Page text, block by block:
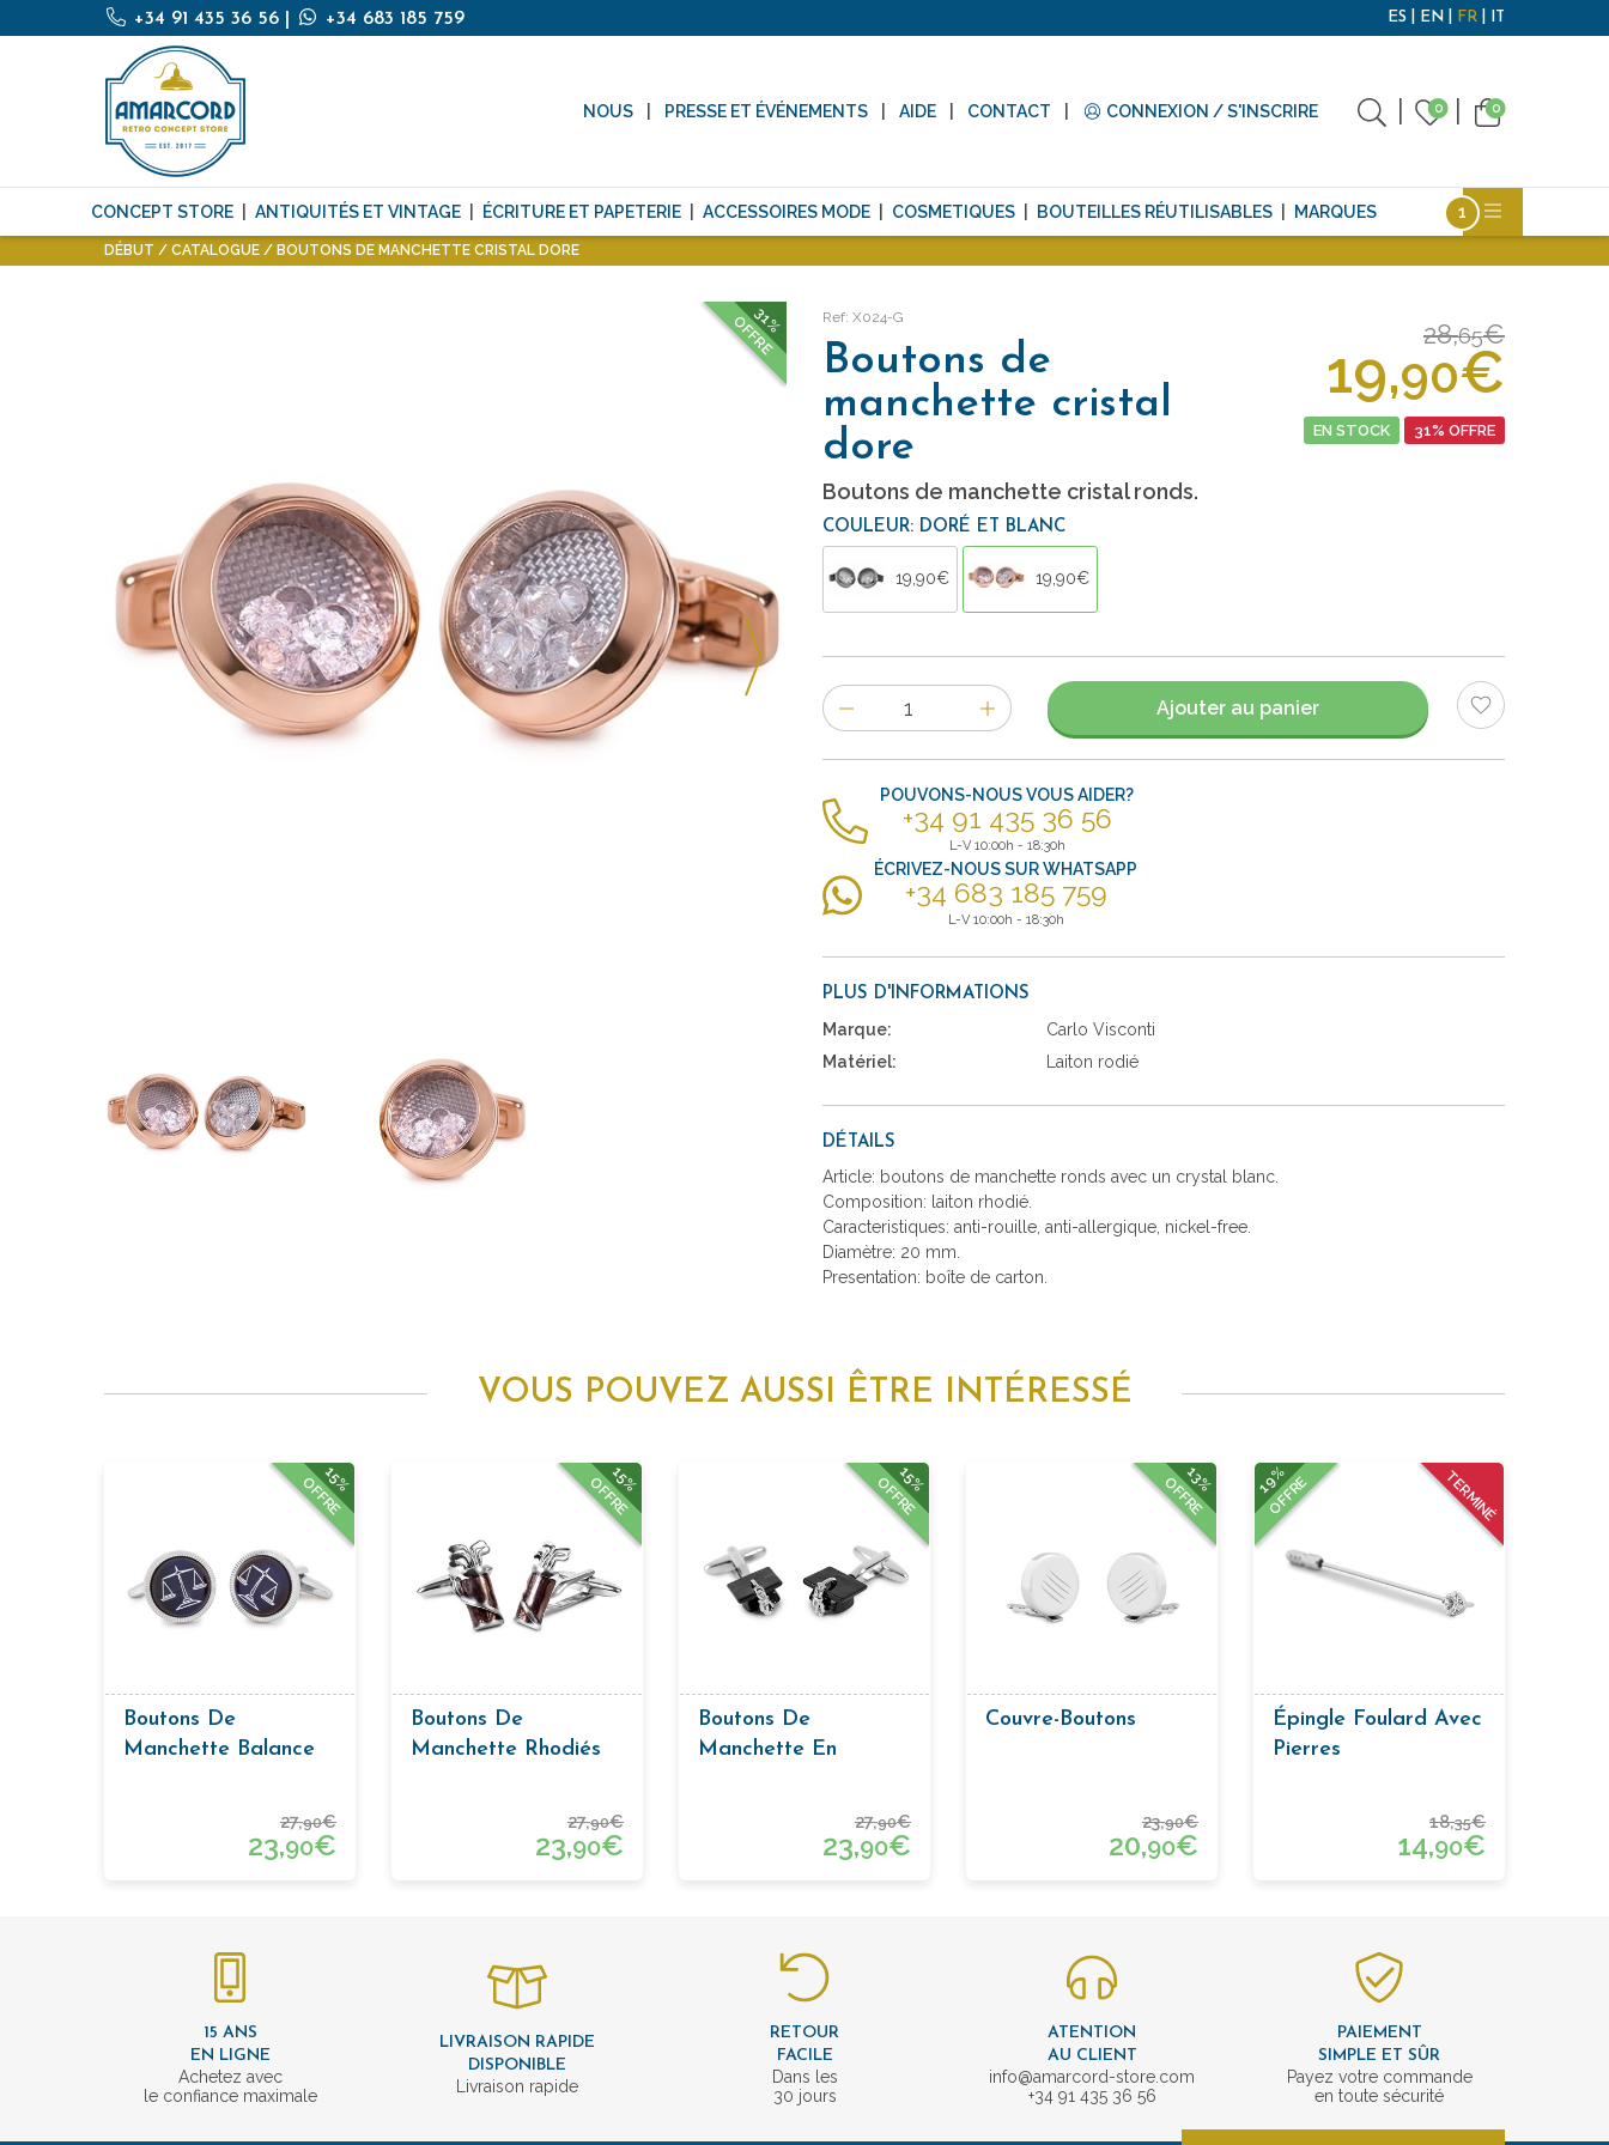
+34 91 435 36 56 +34 683 185 759 ES EN FR IT
NOUS PRESSE ET ÉVÉNEMENTS AIDE CONTACT CONNEXION / S'INSCRIRE 0 0
CONCEPT STORE ANTIQUITÉS ET VINTAGE ÉCRITURE ET PAPETERIE ACCESSOIRES MODE COSMETIQUES BOUTEILLES RÉUTILISABLES MARQUES
DÉBUT CATALOGUE BOUTONS DE MANCHETTE CRISTAL DORE
31%
OFFRE Ref: X024-G
Boutons de
manchette cristal
dore
Boutons de manchette cristal ronds.
28,65€
19,90€
EN STOCK 31% OFFRE
COULEUR: DORÉ ET BLANC
19,90€ 19,90€
Nombre
d'items
Ajouter au panier
POUVONS-NOUS VOUS AIDER?
+34 91 435 36 56
L-V 10:00h - 18:30h
ÉCRIVEZ-NOUS SUR WHATSAPP
+34 683 185 759
L-V 10:00h - 18:30h
PLUS D'INFORMATIONS
Marque:
Carlo Visconti
Matériel:
Laiton rodié
DÉTAILS
Article: boutons de manchette ronds avec un crystal blanc.
Composition: laiton rhodié.
Caracteristiques: anti-rouille, anti-allergique, nickel-free.
Diamètre: 20 mm.
Presentation: boîte de carton.
VOUS POUVEZ AUSSI ÊTRE INTÉRESSÉ
15%
OFFRE
Boutons De
Manchette Balance
27,90€
23,90€
15%
OFFRE
Boutons De
Manchette Rhodiés
27,90€
23,90€
15%
OFFRE
Boutons De
Manchette En
27,90€
23,90€
13%
OFFRE
Couvre-Boutons
23,90€
20,90€
TERMINÉ
19%
OFFRE
Épingle Foulard Avec
Pierres
18,35€
14,90€
15 ANS
EN LIGNE
Achetez avec
le confiance maximale
LIVRAISON RAPIDE
DISPONIBLE
Livraison rapide
RETOUR
FACILE
Dans les
30 jours
ATENTION
AU CLIENT
info@amarcord-store.com
+34 91 435 36 56
PAIEMENT
SIMPLE ET SÛR
Payez votre commande
en toute sécurité